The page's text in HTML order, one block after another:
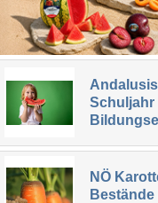
Schuljahr
NÖ